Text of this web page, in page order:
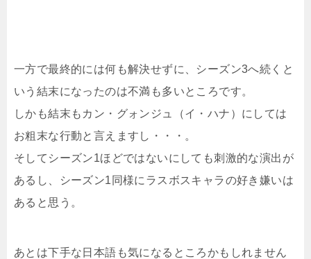
一方で最終的には何も解決せずに、シーズン3へ続くと
いう結末になったのは不満も多いところです。
しかも結末もカン・グォンジュ（イ・ハナ）にしては
お粗末な行動と言えますし・・・。
そしてシーズン1ほどではないにしても刺激的な演出が
あるし、シーズン1同様にラスボスキャラの好き嫌いは
あると思う。
あとは下手な日本語も気になるところかもしれません